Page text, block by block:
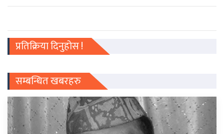
प्रतिक्रिया दिनुहोस !
सम्बन्धित खबरहरु